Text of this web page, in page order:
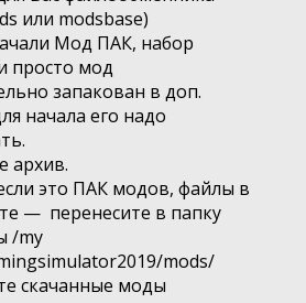
или modsbase)
Мод ПАК, набор
просто мод
запакован в доп.
начала его надо
архив.
это ПАК модов, файлы в
— перенесите в папку
/my
mods/
скачанные моды